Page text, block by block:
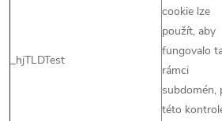
_hjTLDTest
cookie lze
použít, aby
fungovalo
rámci
subdomén,
této